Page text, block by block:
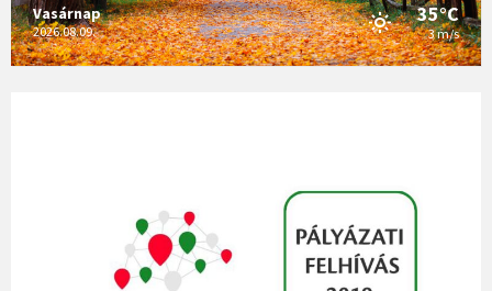
Vasárnap
2026.08.09.
35°C
3 m/s